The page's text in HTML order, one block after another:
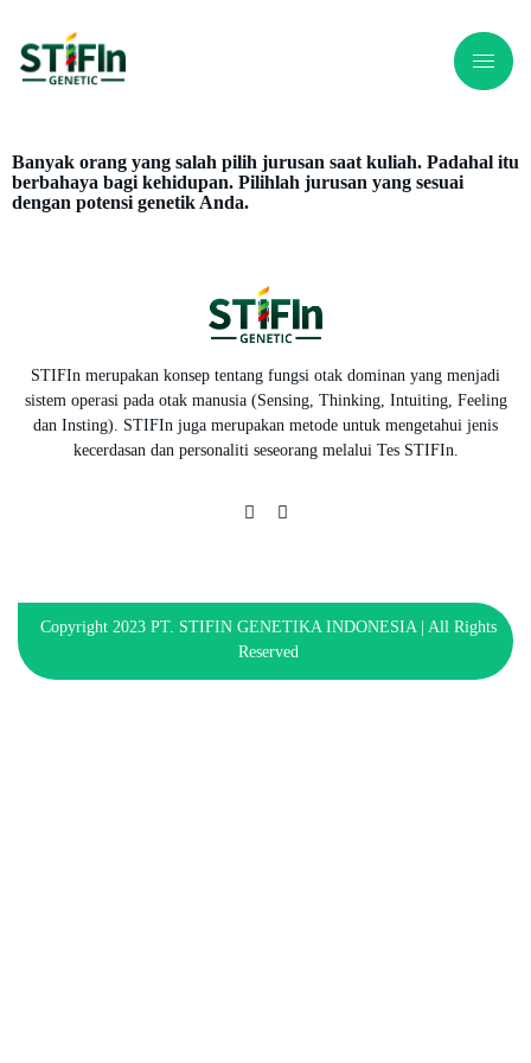
Banyak orang yang salah pilih jurusan saat kuliah. Padahal itu
berbahaya bagi kehidupan. Pilihlah jurusan yang sesuai
dengan potensi genetik Anda.
STIFIn merupakan konsep tentang fungsi otak dominan yang menjadi
sistem operasi pada otak manusia (Sensing, Thinking, Intuiting, Feeling
dan Insting). STIFIn juga merupakan metode untuk mengetahui jenis
kecerdasan dan personaliti seseorang melalui Tes STIFIn.
Copyright 2023 PT. STIFIN GENETIKA INDONESIA | All Rights
Reserved